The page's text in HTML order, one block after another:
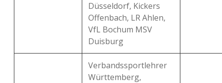
Düsseldorf, Kickers
Offenbach, LR Ahlen,
VfL Bochum MSV
Duisburg
Verbandssportlehrer
Württemberg,